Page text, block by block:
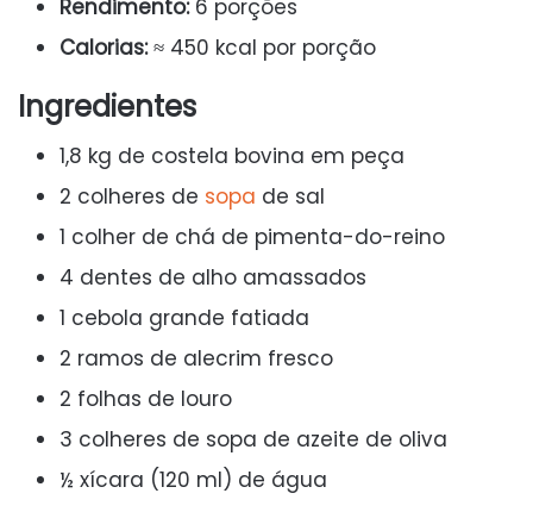
Rendimento:6 porções
Calorias:≈ 450 kcal por porção
Ingredientes
1,8 kg de costela bovina em peça
2 colheres de sopa de sal
1 colher de chá de pimenta-do-reino
4 dentes de alho amassados
1 cebola grande fatiada
2 ramos de alecrim fresco
2 folhas de louro
3 colheres de sopa de azeite de oliva
½ xícara (120 ml) de água